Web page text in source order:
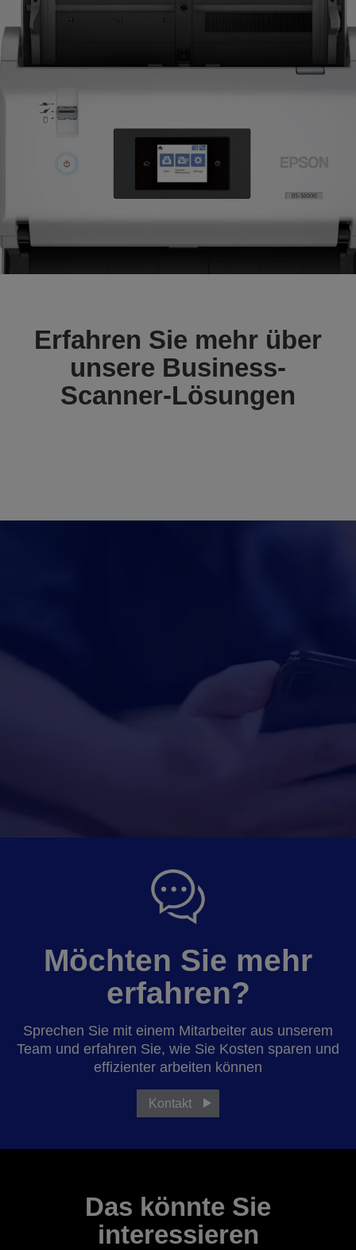
Erfahren Sie mehr über
unsere Business-
Scanner-Lösungen
Möchten Sie mehr
erfahren?
Sprechen Sie mit einem Mitarbeiter aus unserem
Team und erfahren Sie, wie Sie Kosten sparen und
effizienter arbeiten können
Kontakt
Das könnte Sie
interessieren